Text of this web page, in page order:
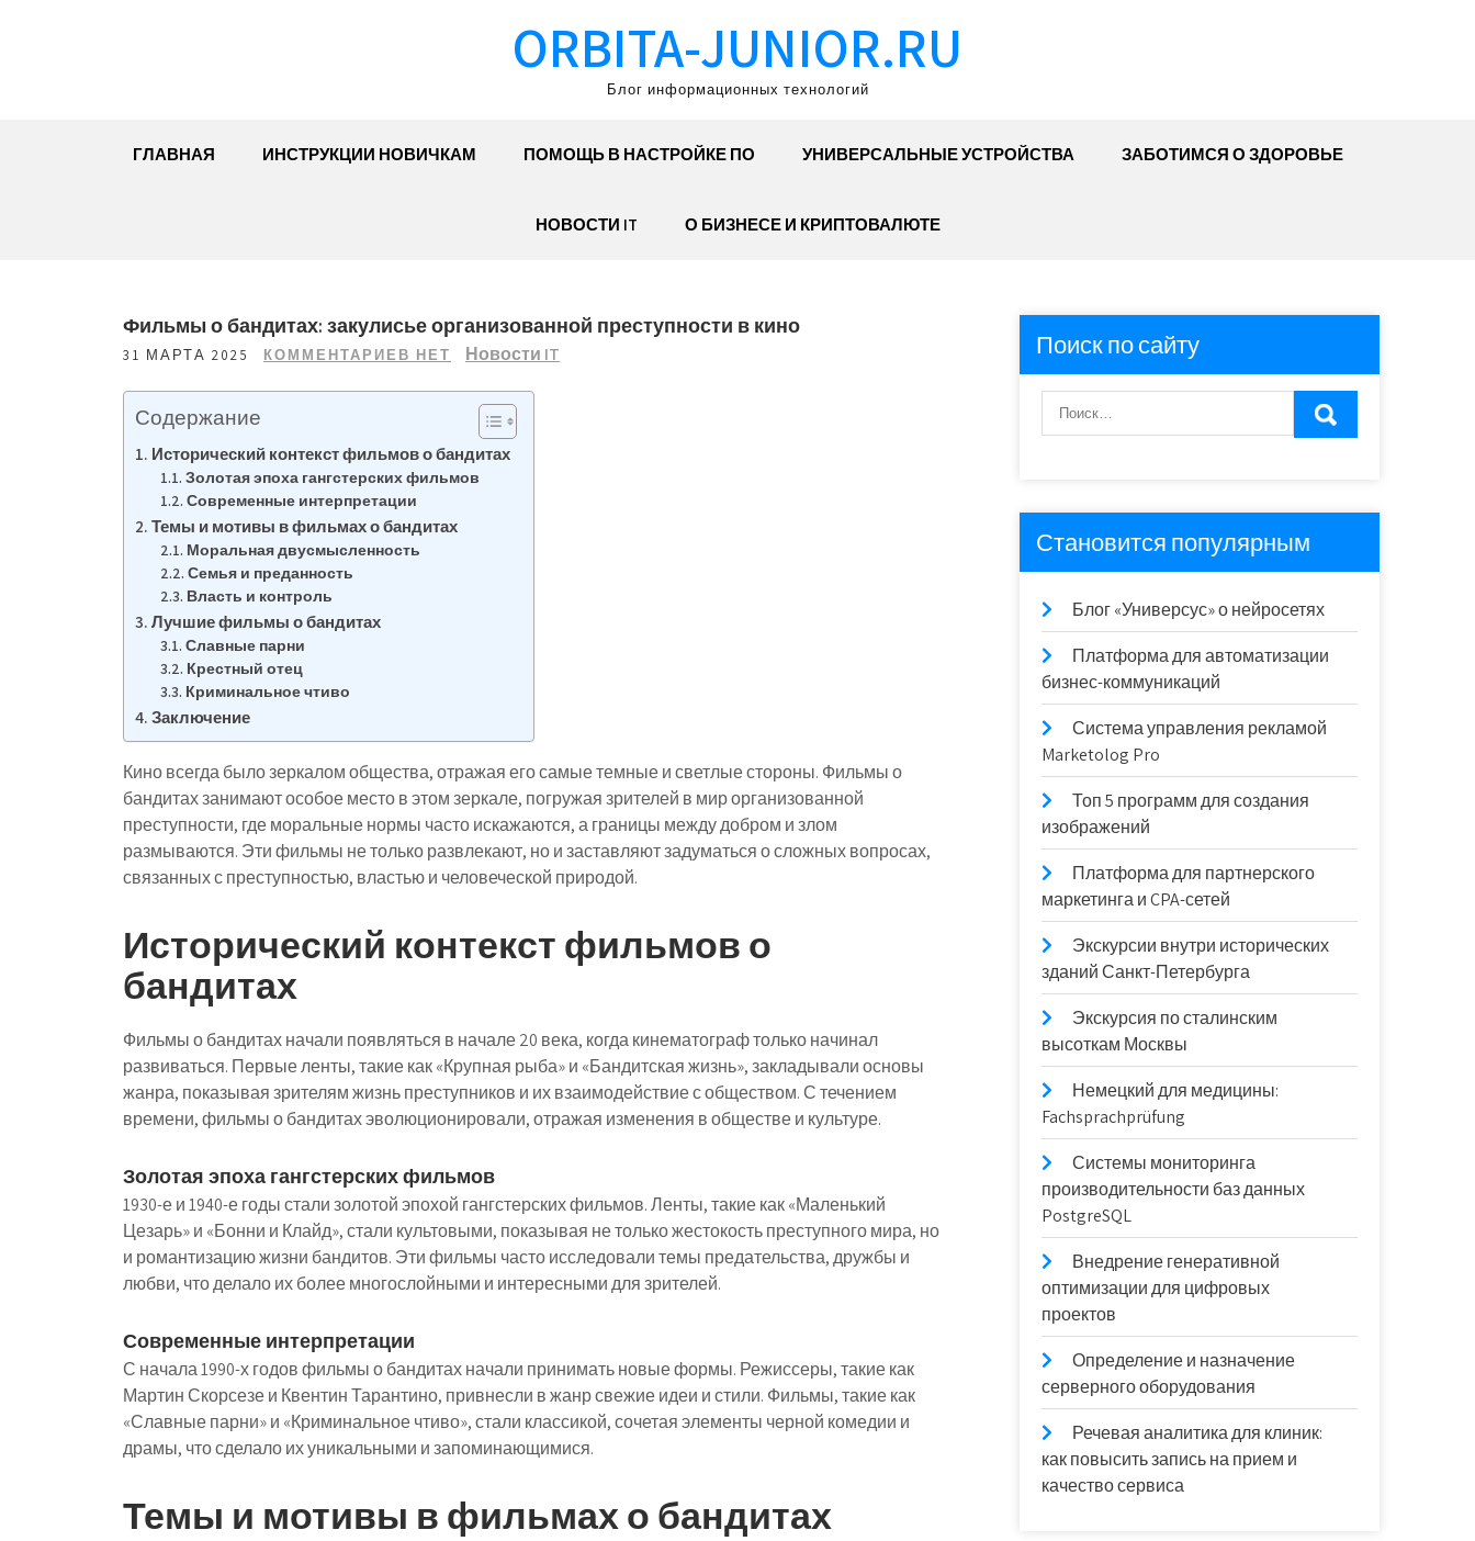
ORBITA-JUNIOR.RU
Блог информационных технологий
ГЛАВНАЯ ИНСТРУКЦИИ НОВИЧКАМ ПОМОЩЬ В НАСТРОЙКЕ ПО УНИВЕРСАЛЬНЫЕ УСТРОЙСТВА ЗАБОТИМСЯ О ЗДОРОВЬЕ
НОВОСТИ IT О БИЗНЕСЕ И КРИПТОВАЛЮТЕ
Фильмы о бандитах: закулисье организованной преступности в кино
31 МАРТА 2025 КОММЕНТАРИЕВ НЕТ Новости IT
Содержание
Исторический контекст фильмов о бандитах
Золотая эпоха гангстерских фильмов
Современные интерпретации
Темы и мотивы в фильмах о бандитах
Моральная двусмысленность
Семья и преданность
Власть и контроль
Лучшие фильмы о бандитах
Славные парни
Крестный отец
Криминальное чтиво
Заключение
Кино всегда было зеркалом общества, отражая его самые темные и светлые стороны. Фильмы о
бандитах занимают особое место в этом зеркале, погружая зрителей в мир организованной
преступности, где моральные нормы часто искажаются, а границы между добром и злом
размываются. Эти фильмы не только развлекают, но и заставляют задуматься о сложных вопросах,
связанных с преступностью, властью и человеческой природой.
Исторический контекст фильмов о
бандитах
Фильмы о бандитах начали появляться в начале 20 века, когда кинематограф только начинал
развиваться. Первые ленты, такие как «Крупная рыба» и «Бандитская жизнь», закладывали основы
жанра, показывая зрителям жизнь преступников и их взаимодействие с обществом. С течением
времени, фильмы о бандитах эволюционировали, отражая изменения в обществе и культуре.
Золотая эпоха гангстерских фильмов
1930-е и 1940-е годы стали золотой эпохой гангстерских фильмов. Ленты, такие как «Маленький
Цезарь» и «Бонни и Клайд», стали культовыми, показывая не только жестокость преступного мира, но
и романтизацию жизни бандитов. Эти фильмы часто исследовали темы предательства, дружбы и
любви, что делало их более многослойными и интересными для зрителей.
Современные интерпретации
С начала 1990-х годов фильмы о бандитах начали принимать новые формы. Режиссеры, такие как
Мартин Скорсезе и Квентин Тарантино, привнесли в жанр свежие идеи и стили. Фильмы, такие как
«Славные парни» и «Криминальное чтиво», стали классикой, сочетая элементы черной комедии и
драмы, что сделало их уникальными и запоминающимися.
Темы и мотивы в фильмах о бандитах
Поиск по сайту
Становится популярным
Блог «Универсус» о нейросетях
Платформа для автоматизации
бизнес-коммуникаций
Система управления рекламой
Marketolog Pro
Топ 5 программ для создания
изображений
Платформа для партнерского
маркетинга и CPA-сетей
Экскурсии внутри исторических
зданий Санкт-Петербурга
Экскурсия по сталинским
высоткам Москвы
Немецкий для медицины:
Fachsprachprüfung
Системы мониторинга
производительности баз данных
PostgreSQL
Внедрение генеративной
оптимизации для цифровых
проектов
Определение и назначение
серверного оборудования
Речевая аналитика для клиник:
как повысить запись на прием и
качество сервиса